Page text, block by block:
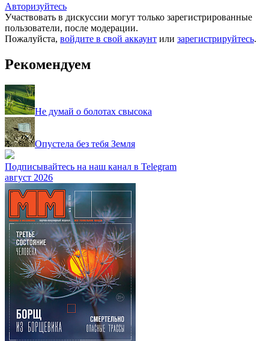
Авторизуйтесь
Участвовать в дискуссии могут только зарегистрированные
пользователи, после модерации.
Пожалуйста, войдите в свой аккаунт или зарегистрируйтесь.
Рекомендуем
Не думай о болотах свысока
Опустела без тебя Земля
Подписывайтесь на наш канал в Telegram
август 2026